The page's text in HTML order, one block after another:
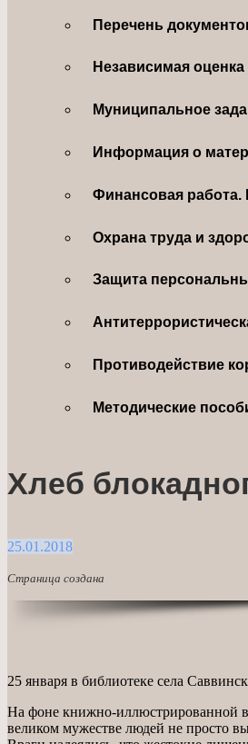
Перечень
Независимая оценка
Муниципальное
Информация о
Финансовая
Охрана труда и
Защита
Противодействие
Методические
Хлеб
25.01.2018
Страница создана
25 января в библиотеке села
На фоне книжно-иллюстрированной
великом мужестве людей не просто